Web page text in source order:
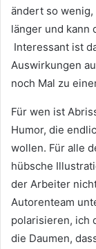
ändert so
länger und kann
Interessant ist
Auswirkungen
noch Mal zu
Für wen ist
Humor, die
wollen. Für alle
hübsche
der Arbeiter
Autorenteam
polarisieren, ich
die Daumen,